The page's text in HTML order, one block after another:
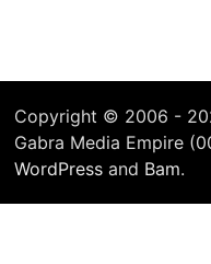
Copyright © 2006 -
Gabra Media Empire
WordPress and Bam.